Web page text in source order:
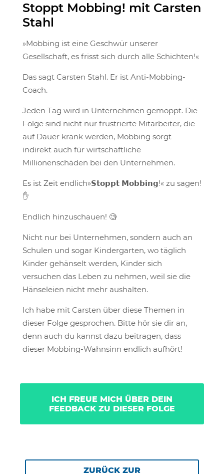
Stoppt Mobbing! mit Carsten
Stahl
»Mobbing ist eine Geschwür unserer
Gesellschaft, es frisst sich durch alle Schichten!«
Das sagt Carsten Stahl. Er ist Anti-Mobbing-
Coach.
Jeden Tag wird in Unternehmen gemoppt. Die
Folge sind nicht nur frustrierte Mitarbeiter, die
auf Dauer krank werden, Mobbing sorgt
indirekt auch für wirtschaftliche
Millionenschäden bei den Unternehmen.
Es ist Zeit endlich»𝗦𝘁𝗼𝗽𝗽𝘁 𝗠𝗼𝗯𝗯𝗶𝗻𝗴!« zu sagen!
✋
Endlich hinzuschauen! 🧐
Nicht nur bei Unternehmen, sondern auch an
Schulen und sogar Kindergarten, wo täglich
Kinder gehänselt werden, Kinder sich
versuchen das Leben zu nehmen, weil sie die
Hänseleien nicht mehr aushalten.
Ich habe mit Carsten über diese Themen in
dieser Folge gesprochen. Bitte hör sie dir an,
denn auch du kannst dazu beitragen, dass
dieser Mobbing-Wahnsinn endlich aufhört!
ICH FREUE MICH ÜBER DEIN
FEEDBACK ZU DIESER FOLGE
ZURÜCK ZUR